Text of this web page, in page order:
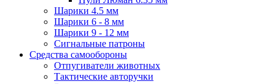
Шарики 4.5 мм
Шарики 6 - 8 мм
Шарики 9 - 12 мм
Сигнальные патроны
Средства самообороны
Отпугиватели животных
Тактические авторучки